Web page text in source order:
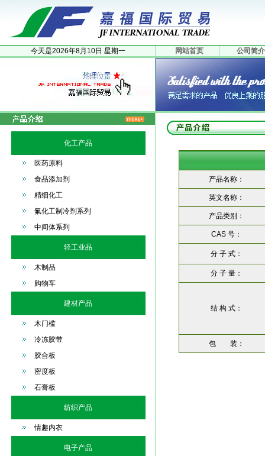
今天是2026年8月 10日 星期一 网站首页 公司简介
化工产品
医药原料
食品添加剂
精细化工
氟化工制冷剂系列
中间体系列
轻工业品
木制品
购物车
建材产品
木门槛
冷冻胶带
胶合板
密度板
石膏板
纺织产品
情趣内衣
电子产品
产品名称：
英文名称：
产品类别：
CAS 号：
分 子 式：
分 子 量：
结 构 式：
包 装：